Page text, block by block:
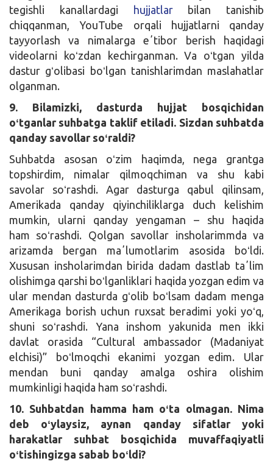
tegishli kanallardagi hujjatlarbilan tanishib
chiqqanman, YouTube orqali hujjatlarni qanday
tayyorlash va nimalarga eʼtibor berish haqidagi
videolarni koʻzdan kechirganman. Va oʻtgan yilda
dastur gʻolibasi boʻlgan tanishlarimdan maslahatlar
olganman.
9. Bilamizki, dasturda hujjat bosqichidan
oʻtganlar suhbatga taklif etiladi. Sizdan suhbatda
qanday savollar soʻraldi?
Suhbatda asosan oʻzim haqimda, nega grantga
topshirdim, nimalar qilmoqchiman va shu kabi
savolar soʻrashdi. Agar dasturga qabul qilinsam,
Amerikada qanday qiyinchiliklarga duch kelishim
mumkin, ularni qanday yengaman – shu haqida
ham soʻrashdi. Qolgan savollar insholarimmda va
arizamda bergan maʼlumotlarim asosida boʻldi.
Xususan insholarimdan birida dadam dastlab taʼlim
olishimga qarshi boʻlganliklari haqida yozgan edim va
ular mendan dasturda gʻolib boʻlsam dadam menga
Amerikaga borish uchun ruxsat beradimi yoki yoʻq,
shuni soʻrashdi. Yana inshom yakunida men ikki
davlat orasida “Cultural ambassador (Madaniyat
elchisi)” boʻlmoqchi ekanimi yozgan edim. Ular
mendan buni qanday amalga oshira olishim
mumkinligi haqida ham soʻrashdi.
10. Suhbatdan hamma ham oʻta olmagan. Nima
deb oʻylaysiz, aynan qanday sifatlar yoki
harakatlar suhbat bosqichida muvaffaqiyatli
oʻtishingizga sabab boʻldi?